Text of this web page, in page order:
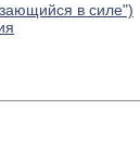
в силе")